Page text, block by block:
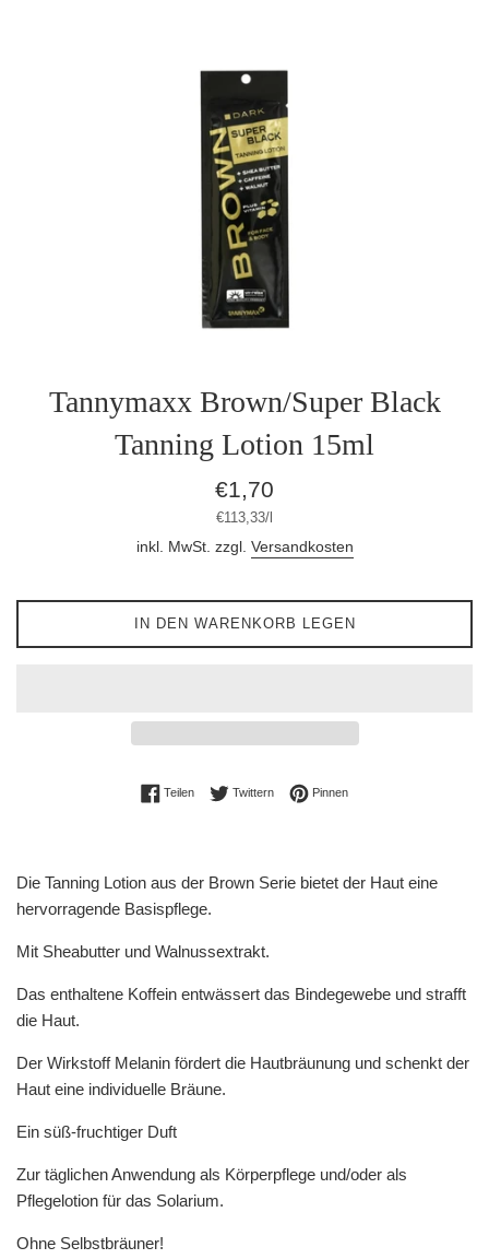
Tannymaxx Brown/Super Black
Tanning Lotion 15ml
Normaler
Preis
€1,70
Stückpreis
€113,33/pro
inkl. MwSt. zzgl. Versandkosten
IN DEN WARENKORB LEGEN
TeilenAuf Facebook teilen
TwitternAuf Twitter twittern
PinnenAuf Pinterest pinnen
Die Tanning Lotion aus der Brown Serie bietet der Haut eine
hervorragende Basispflege.
Mit Sheabutter und Walnussextrakt.
Das enthaltene Koffein entwässert das Bindegewebe und strafft
die Haut.
Der Wirkstoff Melanin fördert die Hautbräunung und schenkt der
Haut eine individuelle Bräune.
Ein süß-fruchtiger Duft
Zur täglichen Anwendung als Körperpflege und/oder als
Pflegelotion für das Solarium.
Ohne Selbstbräuner!